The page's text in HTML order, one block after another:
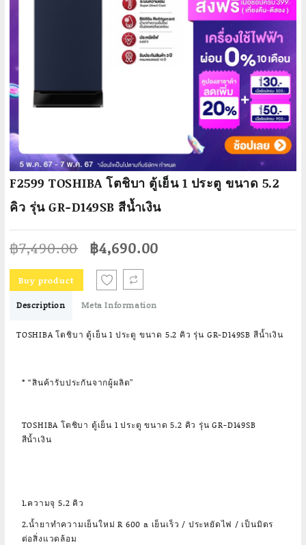
F2599 TOSHIBA โตชิบา ตู้เย็น 1 ประตู ขนาด 5.2
คิว รุ่น GR-D149SB สีน้ำเงิน
฿7,490.00 Original
price
was:
฿7,490.00.
฿4,690.00
Buy product
Description Meta Information
TOSHIBA โตชิบา ตู้เย็น 1 ประตู ขนาด 5.2 คิว รุ่น GR-D149SB สีน้ำเงิน
* “สินค้ารับประกันจากผู้ผลิต”
TOSHIBA โตชิบา ตู้เย็น 1 ประตู ขนาด 5.2 คิว รุ่น GR-D149SB
สีน้ำเงิน
1.ความจุ 5.2 คิว
2.น้ำยาทำความเย็นใหม่ R 600 a เย็นเร็ว / ประหยัดไฟ / เป็นมิตร
ต่อสิ่งแวดล้อม